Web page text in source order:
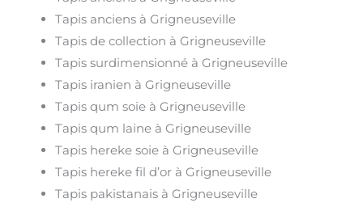
Tapis anciens à Grigneuseville
Tapis de collection à Grigneuseville
Tapis surdimensionné à Grigneuseville
Tapis iranien à Grigneuseville
Tapis qum soie à Grigneuseville
Tapis qum laine à Grigneuseville
Tapis hereke soie à Grigneuseville
Tapis hereke fil d’or à Grigneuseville
Tapis pakistanais à Grigneuseville